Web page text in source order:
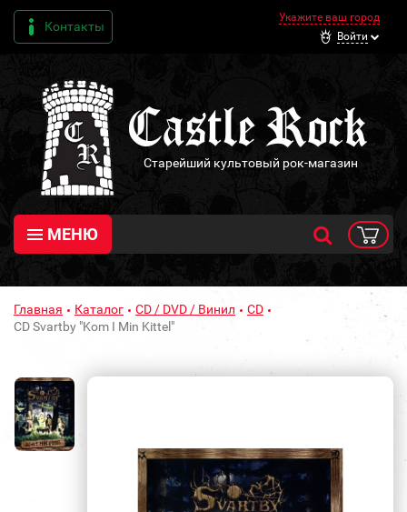
Контакты
Укажите ваш город
Войти
Старейший культовый рок-магазин
МЕНЮ
Главная Каталог CD / DVD / Винил
CD
CD Svartby "Kom I Min Kittel"